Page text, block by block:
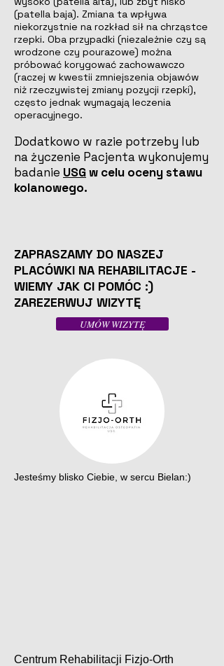
(patella baja). Zmiana ta wpływa
niekorzystnie na rozkład sił na chrząstce
rzepki. Oba przypadki (niezależnie czy są
wrodzone czy pourazowe) można
próbować korygować zachowawczo
(raczej w kwestii zmniejszenia objawów
niż rzeczywistej zmiany pozycji rzepki),
często jednak wymagają leczenia
operacyjnego.
Dodatkowo w razie potrzeby lub
na życzenie Pacjenta wykonujemy
badanie USGw celu oceny stawu
kolanowego.
ZAPRASZAMY DO NASZEJ
PLACÓWKI NA REHABILITACJE -
WIEMY JAK CI POMÓC :)
ZAREZERWUJ WIZYTĘ
UMÓW WIZYTĘ
Jesteśmy blisko Ciebie, w sercu Bielan:)
Centrum Rehabilitacji Fizjo-Orth